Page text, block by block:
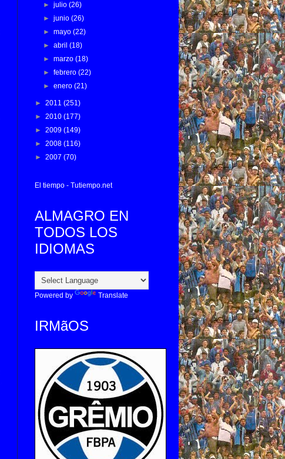
►julio(26)
►junio(26)
►mayo(22)
►abril(18)
►marzo(18)
►febrero(22)
►enero(21)
► 2011 (251)
► 2010 (177)
► 2009 (149)
► 2008 (116)
► 2007 (70)
El tiempo - Tutiempo.net
ALMAGRO EN
TODOS LOS
IDIOMAS
Powered by Translate
IRMãOS